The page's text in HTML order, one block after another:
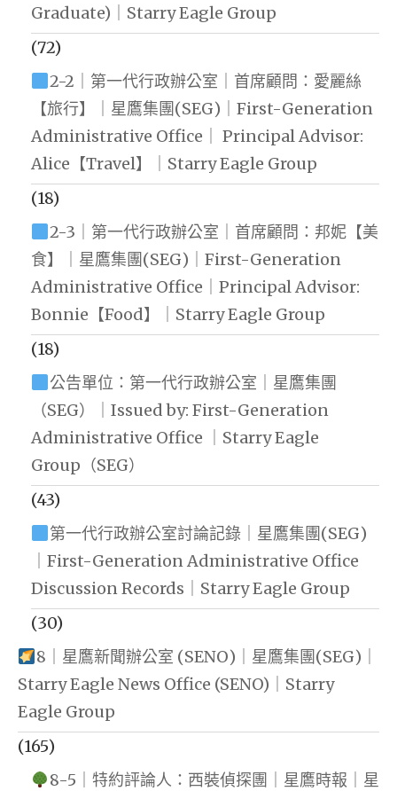
Graduate)｜Starry Eagle Group
(72)
2-2｜第一代行政辦公室｜首席顧問：愛麗絲
【旅行】｜星鷹集團(SEG)｜First-Generation
Administrative Office｜ Principal Advisor:
Alice【Travel】｜Starry Eagle Group
(18)
2-3｜第一代行政辦公室｜首席顧問：邦妮【美
食】｜星鷹集團(SEG)｜First-Generation
Administrative Office｜Principal Advisor:
Bonnie【Food】｜Starry Eagle Group
(18)
公告單位：第一代行政辦公室｜星鷹集團
（SEG）｜Issued by: First-Generation
Administrative Office ｜Starry Eagle
Group（SEG）
(43)
第一代行政辦公室討論記錄｜星鷹集團(SEG)
｜First-Generation Administrative Office
Discussion Records｜Starry Eagle Group
(30)
8｜星鷹新聞辦公室 (SENO)｜星鷹集團(SEG)｜
Starry Eagle News Office (SENO)｜Starry
Eagle Group
(165)
8-5｜特約評論人：西裝偵探團｜星鷹時報｜星